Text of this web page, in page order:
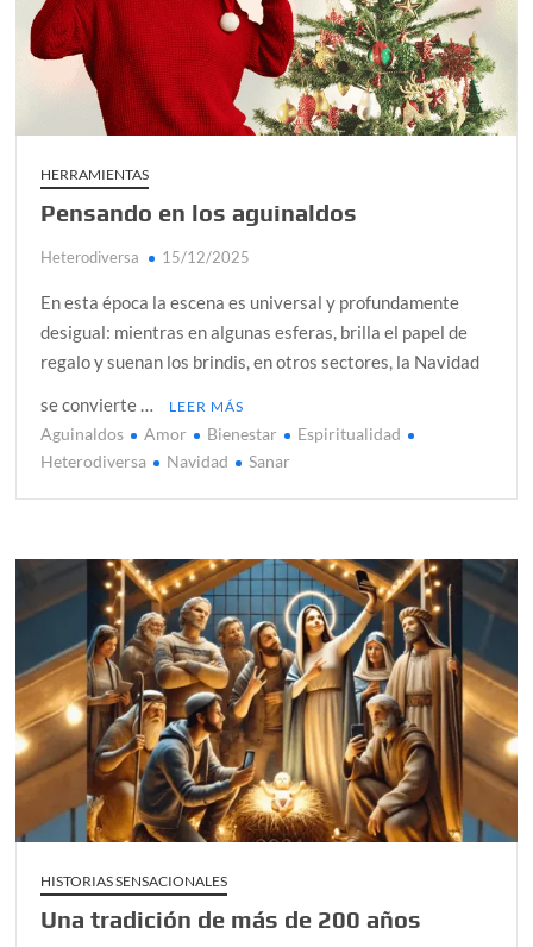
Día de Independencia 2026: de Patria Boba a Colombia
polarizada
Salud mental digital: cómo frenar la ansiedad que
generan las redes sociales
Denuncia por violencia sexual en Colombia: así avanza
Día del Orgullo LGBTQ+: una fecha que sigue defendiendo
HERRAMIENTAS
Pensando en los aguinaldos
Heterodiversa 15/12/2025
En esta época la escena es universal y profundamente
desigual: mientras en algunas esferas, brilla el papel de
regalo y suenan los brindis, en otros sectores, la Navidad
se convierte …
LEER MÁS
Aguinaldos Amor Bienestar
Espiritualidad
Heterodiversa
Navidad Sanar
HISTORIAS SENSACIONALES
Una tradición de más de 200 años